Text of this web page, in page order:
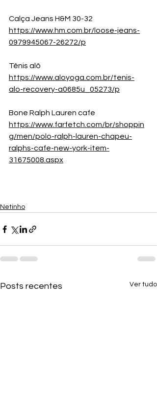
Calça Jeans H&M 30-32
https://www.hm.com.br/loose-jeans-
0979945067-26272/p
Tênis alô
https://www.aloyoga.com.br/tenis-
alo-recovery-a0685u_05273/p
Bone Ralph Lauren cafe
https://www.farfetch.com/br/shoppin
g/men/polo-ralph-lauren-chapeu-
ralphs-cafe-new-york-item-
31675008.aspx
Netinho
Posts recentes Ver tudo